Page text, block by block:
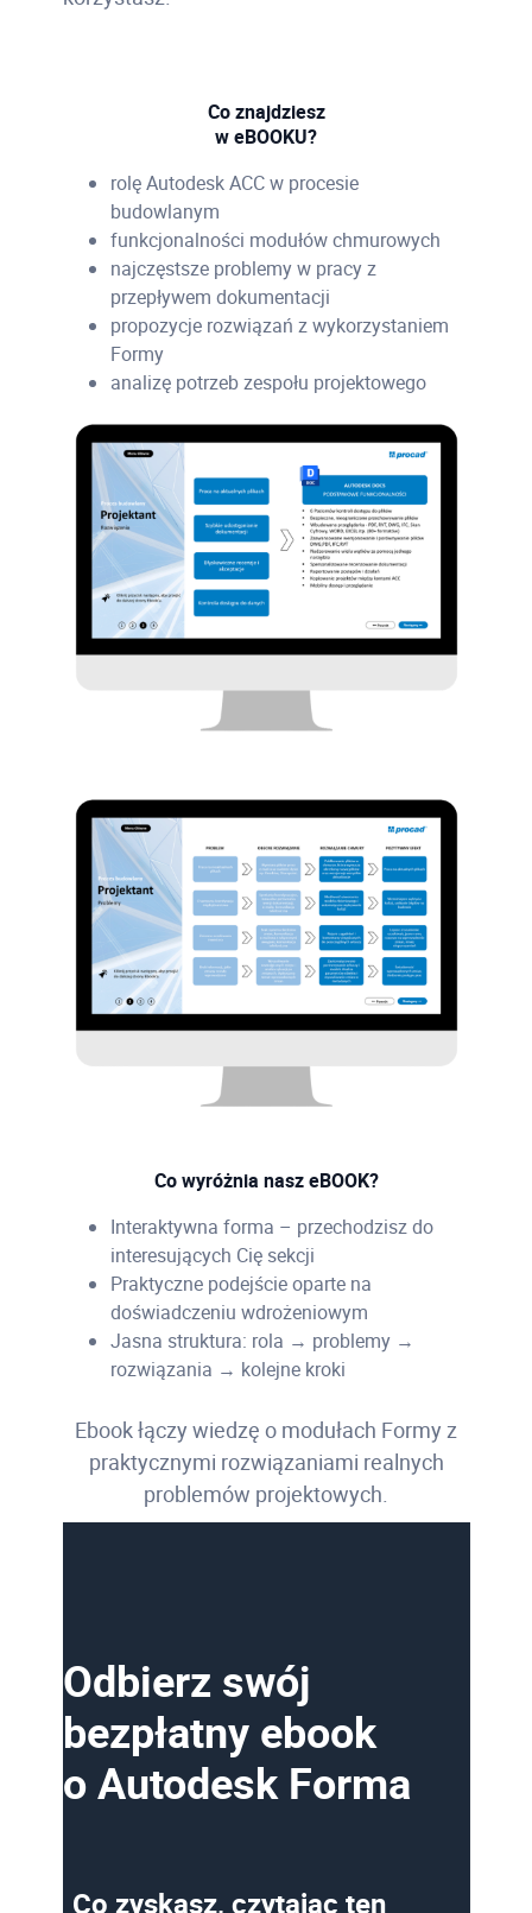
Co znajdziesz
w eBOOKU?
rolę Autodesk ACC w procesie
budowlanym
funkcjonalności modułów chmurowych
najczęstsze problemy w pracy z
przepływem dokumentacji
propozycje rozwiązań z wykorzystaniem
Formy
analizę potrzeb zespołu projektowego
Co wyróżnia nasz eBOOK?
Interaktywna forma – przechodzisz do
interesujących Cię sekcji
Praktyczne podejście oparte na
doświadczeniu wdrożeniowym
Jasna struktura: rola → problemy →
rozwiązania → kolejne kroki
Ebook łączy wiedzę o modułach Formy z
praktycznymi rozwiązaniami realnych
problemów projektowych.
Odbierz swój
bezpłatny ebook
o Autodesk Forma
Co zyskasz, czytając ten